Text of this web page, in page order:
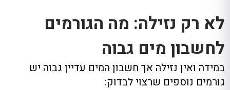
לא רק נזילה: מה הגורמים
לחשבון מים גבוה
במידה ואין נזילה אך חשבון המים עדיין גבוה יש
גורמים נוספים שרצוי לבדוק: